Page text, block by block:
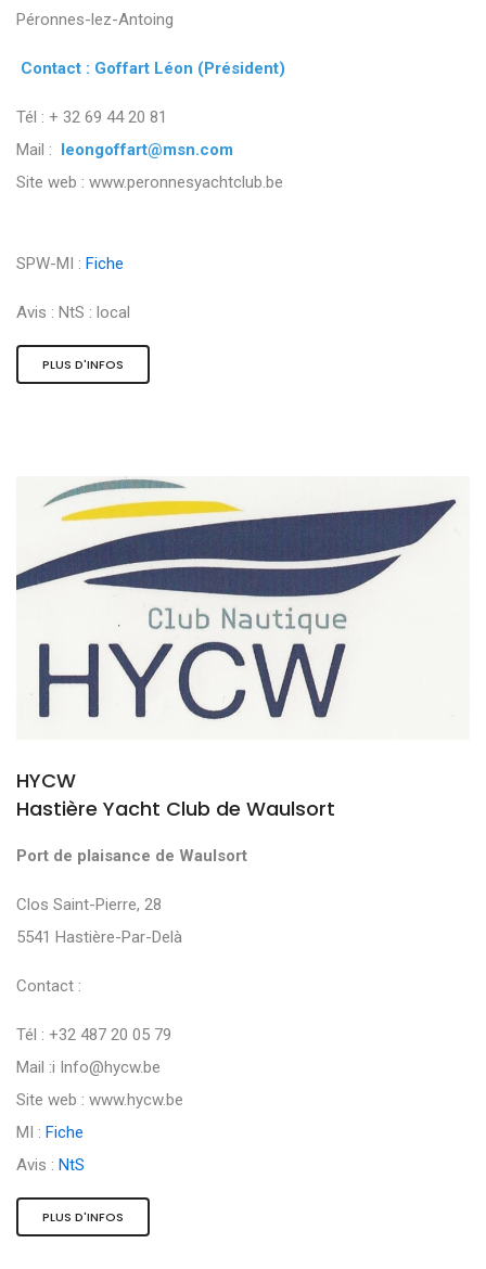
Péronnes-lez-Antoing
Contact : Goffart Léon (Président)
Tél : + 32 69 44 20 81
Mail : leongoffart@msn.com
Site web : www.peronnesyachtclub.be
SPW-MI : Fiche
Avis : NtS : local
PLUS D'INFOS
HYCW
Hastière Yacht Club de Waulsort
Port de plaisance de Waulsort
Clos Saint-Pierre, 28
5541 Hastière-Par-Delà
Contact :
Tél : +32 487 20 05 79
Mail :i Info@hycw.be
Site web : www.hycw.be
MI : Fiche
Avis : NtS
PLUS D'INFOS